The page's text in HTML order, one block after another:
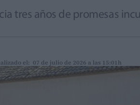
tres años de promesas
el: 07 de julio de 2026 a las 15:01h